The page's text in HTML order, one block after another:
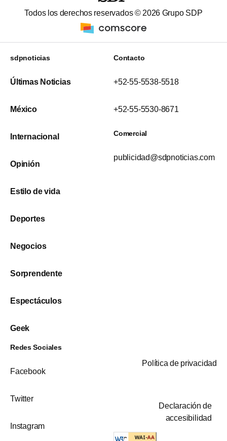
Todos los derechos reservados © 2026 Grupo SDP
sdpnoticias
Últimas Noticias
México
Internacional
Opinión
Estilo de vida
Deportes
Negocios
Sorprendente
Espectáculos
Geek
Contacto
+52-55-5538-5518
+52-55-5530-8671
Comercial
publicidad@sdpnoticias.com
Redes Sociales
Facebook
Twitter
Instagram
Política de privacidad
Declaración de
accesibilidad